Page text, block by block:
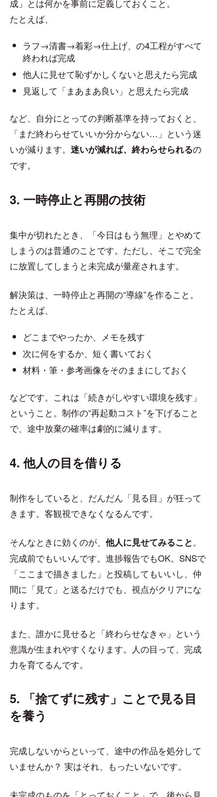
成」とは何かを事前に定義しておくこと。
たとえば、
ラフ→清書→着彩→仕上げ、の4工程がすべて
終われば完成
他人に見せて恥ずかしくないと思えたら完成
見返して「まあまあ良い」と思えたら完成
など、自分にとっての判断基準を持っておくと、
「まだ終わらせていいか分からない…」という迷
いが減ります。 迷いが減れば、終わらせられるの
です。
3. 一時停止と再開の技術
集中が切れたとき、「今日はもう無理」とやめて
しまうのは普通のことです。ただし、そこで完全
に放置してしまうと未完成が量産されます。
解決策は、一時停止と再開の“導線”を作ること。
たとえば、
どこまでやったか、メモを残す
次に何をするか、短く書いておく
材料・筆・参考画像をそのままにしておく
などです。これは「続きがしやすい環境を残す」
ということ。制作の“再起動コスト”を下げること
で、途中放棄の確率は劇的に減ります。
4. 他人の目を借りる
制作をしていると、だんだん「見る目」が狂って
きます。客観視できなくなるんです。
そんなときに効くのが、 他人に見せてみること。
完成前でもいいんです。進捗報告でもOK。SNSで
「ここまで描きました」と投稿してもいいし、仲
間に「見て」と送るだけでも、視点がクリアにな
ります。
また、誰かに見せると「終わらせなきゃ」という
意識が生まれやすくなります。人の目って、完成
力を育てるんです。
5. 「捨てずに残す」ことで見る目
を養う
完成しないからといって、途中の作品を処分して
いませんか？ 実はそれ、もったいないです。